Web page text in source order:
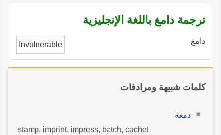
ترجمة دامغ باللغة الإنجليزية
دامغ Invulnerable
كلمات شبيهة ومرادفات
دمغة
stamp, imprint, impress, batch, cachet